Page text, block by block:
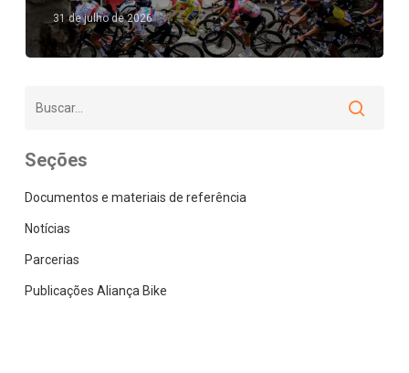
31 de julho de 2026
Seções
Documentos e materiais de referência
Notícias
Parcerias
Publicações Aliança Bike